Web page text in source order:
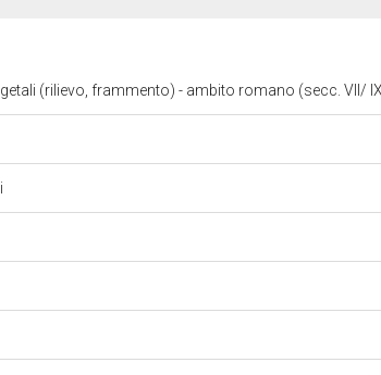
(rilievo, frammento) - ambito romano (secc. VII/